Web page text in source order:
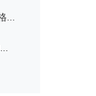
...